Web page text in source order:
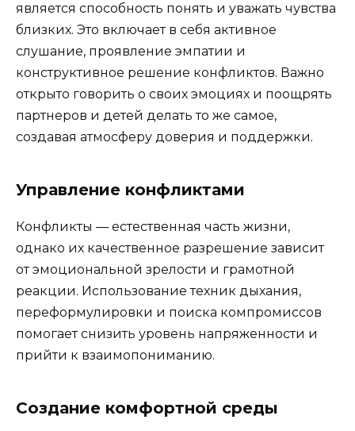
является способность понять и уважать чувства
близких. Это включает в себя активное
слушание, проявление эмпатии и
конструктивное решение конфликтов. Важно
открыто говорить о своих эмоциях и поощрять
партнеров и детей делать то же самое,
создавая атмосферу доверия и поддержки.
Управление конфликтами
Конфликты — естественная часть жизни,
однако их качественное разрешение зависит
от эмоциональной зрелости и грамотной
реакции. Использование техник дыхания,
переформулировки и поиска компромиссов
помогает снизить уровень напряженности и
прийти к взаимопониманию.
Создание комфортной среды